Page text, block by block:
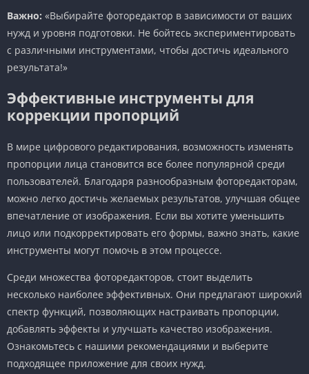
Важно: «Выбирайте фоторедактор в зависимости от ваших
нужд и уровня подготовки. Не бойтесь экспериментировать
с различными инструментами, чтобы достичь идеального
результата!»
Эффективные инструменты для
коррекции пропорций
В мире цифрового редактирования, возможность изменять
пропорции лица становится все более популярной среди
пользователей. Благодаря разнообразным фоторедакторам,
можно легко достичь желаемых результатов, улучшая общее
впечатление от изображения. Если вы хотите уменьшить
лицо или подкорректировать его формы, важно знать, какие
инструменты могут помочь в этом процессе.
Среди множества фоторедакторов, стоит выделить
несколько наиболее эффективных. Они предлагают широкий
спектр функций, позволяющих настраивать пропорции,
добавлять эффекты и улучшать качество изображения.
Ознакомьтесь с нашими рекомендациями и выберите
подходящее приложение для своих нужд.